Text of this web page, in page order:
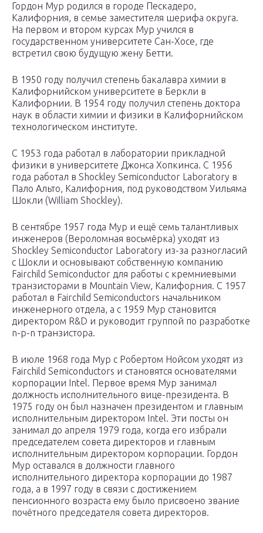
Гордон Мур родился в городе Пескадеро,
Калифорния, в семье заместителя шерифа округа.
На первом и втором курсах Мур учился в
государственном университете Сан-Хосе, где
встретил свою будущую жену Бетти.
В 1950 году получил степень бакалавра химии в
Калифорнийском университете в Беркли в
Калифорнии. В 1954 году получил степень доктора
наук в области химии и физики в Калифорнийском
технологическом институте.
С 1953 года работал в лаборатории прикладной
физики в университете Джонса Хопкинса. С 1956
года работал в Shockley Semiconductor Laboratory в
Пало Альто, Калифорния, под руководством Уильяма
Шокли (William Shockley).
В сентябре 1957 года Мур и ещё семь талантливых
инженеров (Вероломная восьмёрка) уходят из
Shockley Semiconductor Laboratory из-за разногласий
с Шокли и основывают собственную компанию
Fairchild Semiconductor для работы с кремниевыми
транзисторами в Mountain View, Калифорния. С 1957
работал в Fairchild Semiconductors начальником
инженерного отдела, а с 1959 Мур становится
директором R&D и руководит группой по разработке
n-p-n транзистора.
В июле 1968 года Мур с Робертом Нойсом уходят из
Fairchild Semiconductors и становятся основателями
корпорации Intel. Первое время Мур занимал
должность исполнительного вице-президента. В
1975 году он был назначен президентом и главным
исполнительным директором Intel. Эти посты он
занимал до апреля 1979 года, когда его избрали
председателем совета директоров и главным
исполнительным директором корпорации. Гордон
Мур оставался в должности главного
исполнительного директора корпорации до 1987
года, а в 1997 году в связи с достижением
пенсионного возраста ему было присвоено звание
почётного председателя совета директоров.